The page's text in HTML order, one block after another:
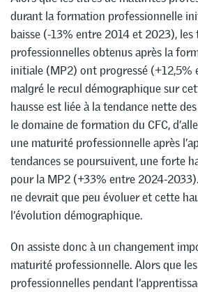
durant la formation professionnelle
baisse (-13% entre 2014 et 2023),
professionnelles obtenus après la
initiale (MP2) ont progressé (+12,5%
malgré le recul démographique sur
hausse est liée à la tendance nette
le domaine de formation du CFC,
une maturité professionnelle après
tendances se poursuivent, une forte
pour la MP2 (+33% entre 2024-
ne devrait que peu évoluer et cette
l’évolution démographique.
On assiste donc à un changement
maturité professionnelle. Alors que
professionnelles pendant